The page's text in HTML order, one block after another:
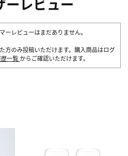
ーレビューはまだありません。
方のみ投稿いただけます。購入商品はログ
一覧 からご確認いただけます。